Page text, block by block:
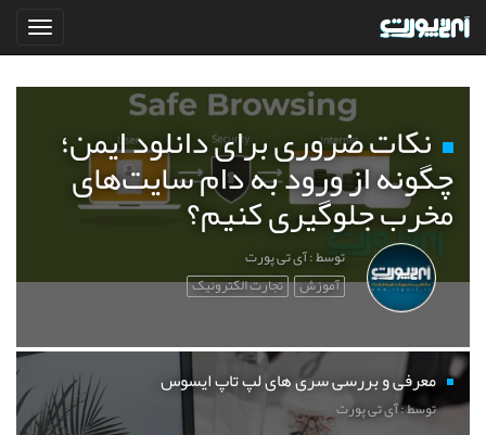
نکات ضروری برای دانلود ایمن؛
چگونه از ورود به دام سایت‌های
مخرب جلوگیری کنیم؟
توسط : آی تی پورت
آموزش تجارت الکترونیک
معرفی و بررسی سری های لپ تاپ ایسوس
توسط : آی تی پورت